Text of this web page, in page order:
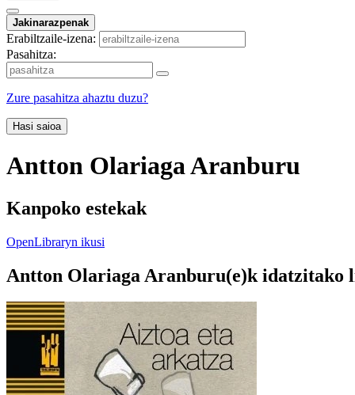
Jakinarazpenak
Erabiltzaile-izena:
Pasahitza:
Zure pasahitza ahaztu duzu?
Hasi saioa
Antton Olariaga Aranburu
Kanpoko estekak
OpenLibraryn ikusi
Antton Olariaga Aranburu(e)k idatzitako